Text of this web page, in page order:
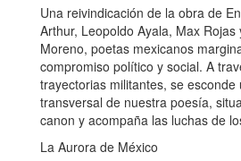
Una reivindicación de la obra de
Arthur, Leopoldo Ayala, Max
Moreno, poetas mexicanos
compromiso político y social. A
trayectorias militantes, se esconde
transversal de nuestra poesía,
canon y acompaña las luchas de
La Aurora de México